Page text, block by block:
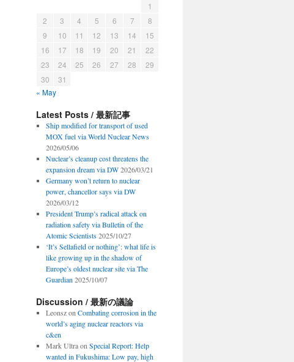
1
2
3 4 5 6 7
8
9
10 11 12 13 14
15
16
17 18 19 20 21
22
23
24 25 26 27 28
29
30
31
« May
Latest Posts / 最新記事
Ship modified for transport of used
MOX fuel via World Nuclear News
2026/05/06
Nuclear’s cleanup cost threatens the
expansion dream via DW 2026/03/21
Germany won’t return to nuclear
power, chancellor says via DW
2026/03/12
President Trump’s radical attack on
radiation safety via Bulletin of the
Atomic Scientists 2025/10/27
‘It’s Sellafield or nothing’: what life is
like growing up in the shadow of
Europe’s oldest nuclear site via The
Guardian 2025/10/07
Discussion / 最新の議論
Leonszon Combating corrosion in the
world’s aging nuclear reactors via
c&en
Mark Ultraon Special Report: Help
wanted in Fukushima: Low pay, high